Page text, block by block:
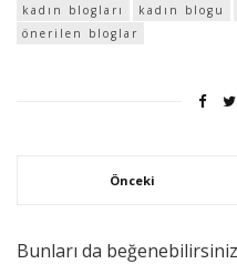
kadın blogları
kadın blogu
önerilen bloglar
Önceki
Bunları da beğenebilirsiniz